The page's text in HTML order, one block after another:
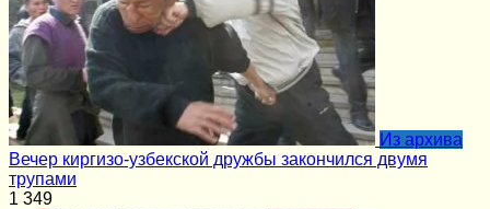
Из архива
Вечер киргизо-узбекской дружбы закончился двумя
трупами
1 349